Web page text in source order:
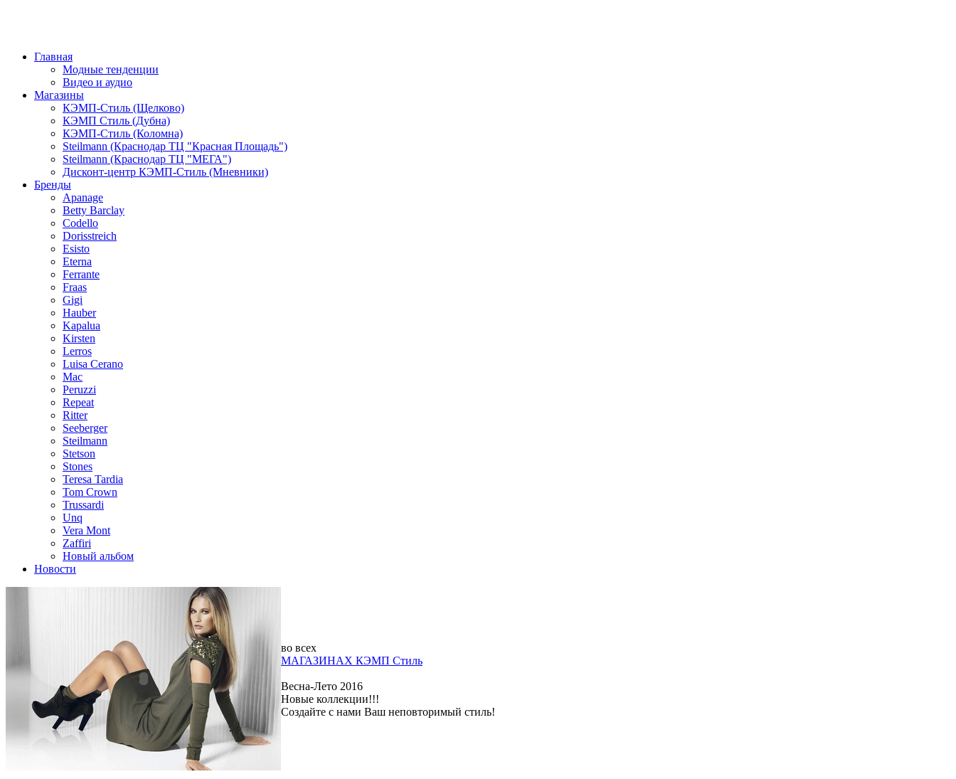
Главная
Модные тенденции
Видео и аудио
Магазины
КЭМП-Стиль (Щелково)
КЭМП Стиль (Дубна)
КЭМП-Стиль (Коломна)
Steilmann (Краснодар ТЦ "Красная Площадь")
Steilmann (Краснодар ТЦ "МЕГА")
Дисконт-центр КЭМП-Стиль (Мневники)
Бренды
Apanage
Betty Barclay
Codello
Dorisstreich
Esisto
Eterna
Ferrante
Fraas
Gigi
Hauber
Kapalua
Kirsten
Lerros
Luisa Cerano
Mac
Peruzzi
Repeat
Ritter
Seeberger
Steilmann
Stetson
Stones
Teresa Tardia
Tom Crown
Trussardi
Unq
Vera Mont
Zaffiri
Новый альбом
Новости
во всех
МАГАЗИНАХ КЭМП Стиль
Весна-Лето 2016
Новые коллекции!!!
Создайте с нами Ваш неповторимый стиль!